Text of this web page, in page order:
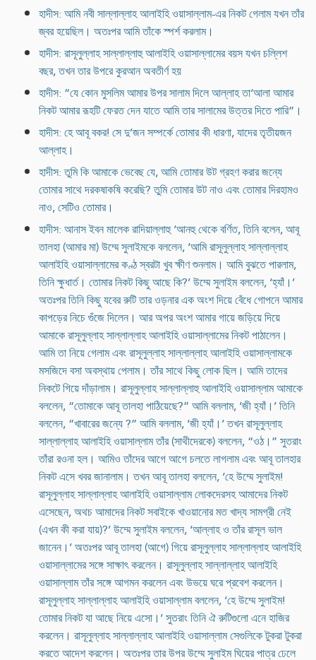
হাদীস: আমি নবী সাল্লাল্লাহ আলাইহি ওয়াসাল্লাম-এর নিকট গেলাম যখন তাঁর
জ্বর হয়েছিল। অতঃপর আমি তাঁকে স্পর্শ করলাম।
হাদীস: রাসূলুল্লাহ সাল্লাল্লাহু আলাইহি ওয়াসাল্লামের বয়স যখন চল্লিশ
বছর, তখন তার উপরে কুরআন অবতীর্ণ হয়
হাদীস: “যে কোন মুসলিম আমার উপর সালাম দিলে আল্লাহ তা‘আলা আমার
নিকট আমার রূহটি ফেরত দেন যাতে আমি তার সালামের উত্তর দিতে পারি”।
হাদীস: হে আবূ বকর! সে দু’জন সম্পর্কে তোমার কী ধারণা, যাদের তৃতীয়জন
আল্লাহ।
হাদীস: তুমি কি আমাকে ভেবেছ যে, আমি তোমার উট গ্রহণ করার জন্যে
তোমার সাথে দরকষাকষি করেছি? তুমি তোমার উট নাও এবং তোমার দিরহামও
নাও, সেটিও তোমার।
হাদীস: আনাস ইবন মালেক রাদিয়াল্লাহু ‘আনহু থেকে বর্ণিত, তিনি বলেন, আবূ
তালহা (আমার মা) উম্মে সুলাইমকে বললেন, ‘আমি রাসূলুল্লাহ সাল্লাল্লাহ
আলাইহি ওয়াসাল্লামের কণ্ঠ স্বরটা খুব ক্ষীণ শুনলাম। আমি বুঝতে পারলাম,
তিনি ক্ষুধার্ত। তোমার নিকট কিছু আছে কি?’ উম্মে সুলাইম বললেন, ‘হ্যাঁ।’
অতঃপর তিনি কিছু যবের রুটি তার ওড়নার এক অংশ দিয়ে বেঁধে গোপনে আমার
কাপড়ের নিচে গুঁজে দিলেন। আর অপর অংশ আমার গায়ে জড়িয়ে দিয়ে
আমাকে রাসূলুল্লাহ সাল্লাল্লাহ আলাইহি ওয়াসাল্লামের নিকট পাঠালেন।
আমি তা নিয়ে গেলাম এবং রাসূলুল্লাহ সাল্লাল্লাহ আলাইহি ওয়াসাল্লামকে
মসজিদে বসা অবস্থায় পেলাম। তাঁর সাথে কিছু লোক ছিল। আমি তাদের
নিকটে গিয়ে দাঁড়ালাম। রাসূলুল্লাহ সাল্লাল্লাহু আলাইহি ওয়াসাল্লাম আমাকে
বললেন, “তোমাকে আবূ তালহা পাঠিয়েছে?” আমি বললাম, ‘জী হ্যাঁ।’ তিনি
বললেন, “খাবারের জন্যে ?” আমি বললাম, ‘জী হ্যাঁ।’ তখন রাসূলুল্লাহ
সাল্লাল্লাহ আলাইহি ওয়াসাল্লাম তাঁর (সাথীদেরকে) বললেন, “ওঠ।” সুতরাং
তাঁরা রওনা হল। আমিও তাঁদের আগে আগে চলতে লাগলাম এবং আবূ তালহার
নিকট এসে খবর জানালাম। তখন আবূ তালহা বললেন, ‘হে উম্মে সুলাইম!
রাসূলুল্লাহ সাল্লাল্লাহ আলাইহি ওয়াসাল্লাম লোকদেরসহ আমাদের নিকট
এসেছেন, অথচ আমাদের নিকট সবাইকে খাওয়ানোর মত খাদ্য সামগ্রী নেই
(এখন কী করা যায়)?’ উম্মে সুলাইম বললেন, ‘আল্লাহ ও তাঁর রাসূল ভাল
জানেন।’ অতঃপর আবূ তালহা (আগে) গিয়ে রাসূলুল্লাহ সাল্লাল্লাহ আলাইহি
ওয়াসাল্লামের সঙ্গে সাক্ষাৎ করলেন। রাসূলুল্লাহ সাল্লাল্লাহ আলাইহি
ওয়াসাল্লাম তাঁর সঙ্গে আগমন করলেন এবং উভয়ে ঘরে প্রবেশ করলেন।
রাসূলুল্লাহ সাল্লাল্লাহ আলাইহি ওয়াসাল্লাম বললেন, ‘হে উম্মে সুলাইম!
তোমার নিকট যা আছে নিয়ে এসো।’ সুতরাং তিনি ঐ রুটিগুলো এনে হাজির
করলেন। রাসূলুল্লাহ সাল্লাল্লাহ আলাইহি ওয়াসাল্লাম সেগুলিকে টুকরা টুকরা
করতে আদেশ করলেন। অতঃপর তার উপর উম্মে সুলাইম ঘিয়ের পাত্র ঢেলে